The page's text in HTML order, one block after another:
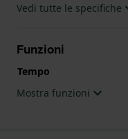
Vedi tutte le specifiche
Funzioni
Tempo
Mostra funzioni